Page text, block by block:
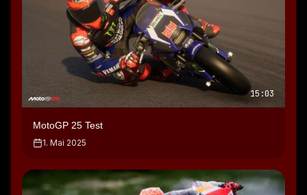
15:03
MotoGP 25 Test
1. Mai 2025